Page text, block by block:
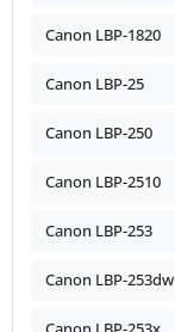
Canon LBP-1820
Canon LBP-25
Canon LBP-250
Canon LBP-2510
Canon LBP-253
Canon LBP-253dw